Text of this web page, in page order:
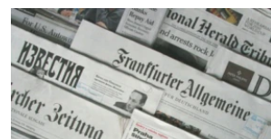
ВСЕ ЗА ДЕНЬ
СПЕЦПРОЕКТИ
ДЕПОРТАЦІЯ
ВІДЕОУРОКИ «ELIFBE»
ЯК ОБІЙТИ БЛОКУВАННЯ
Русский